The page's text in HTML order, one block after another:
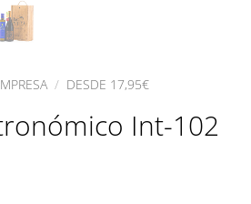
/ DESDE 17,95€
Int-102